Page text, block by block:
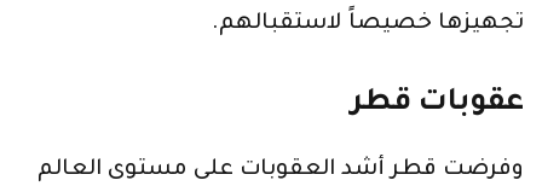
تجهيزها خصيصاً لاستقبالهم.
عقوبات قطر
وفرضت قطر أشد العقوبات على مستوى العالم